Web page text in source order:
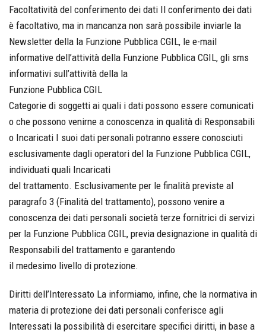
Facoltatività del conferimento dei dati Il conferimento dei dati
è facoltativo, ma in mancanza non sarà possibile inviarle la
Newsletter della la Funzione Pubblica CGIL, le e-mail
informative dell’attività della Funzione Pubblica CGIL, gli sms
informativi sull’attività della la
Funzione Pubblica CGIL
Categorie di soggetti ai quali i dati possono essere comunicati
o che possono venirne a conoscenza in qualità di Responsabili
o Incaricati I suoi dati personali potranno essere conosciuti
esclusivamente dagli operatori del la Funzione Pubblica CGIL,
individuati quali Incaricati
del trattamento. Esclusivamente per le finalità previste al
paragrafo 3 (Finalità del trattamento), possono venire a
conoscenza dei dati personali società terze fornitrici di servizi
per la Funzione Pubblica CGIL, previa designazione in qualità di
Responsabili del trattamento e garantendo
il medesimo livello di protezione.
Diritti dell’Interessato La informiamo, infine, che la normativa in
materia di protezione dei dati personali conferisce agli
Interessati la possibilità di esercitare specifici diritti, in base a